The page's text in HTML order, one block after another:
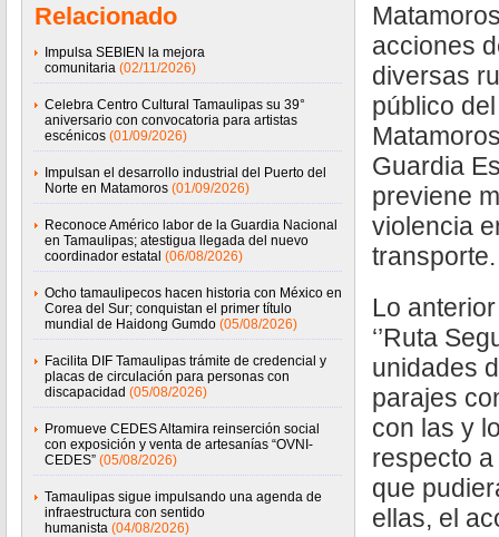
Relacionado
Impulsa SEBIEN la mejora
comunitaria (02/11/2026)
Celebra Centro Cultural Tamaulipas su 39°
aniversario con convocatoria para artistas
escénicos (01/09/2026)
Impulsan el desarrollo industrial del Puerto del
Norte en Matamoros (01/09/2026)
Reconoce Américo labor de la Guardia Nacional
en Tamaulipas; atestigua llegada del nuevo
coordinador estatal (06/08/2026)
Ocho tamaulipecos hacen historia con México en
Corea del Sur; conquistan el primer título
mundial de Haidong Gumdo (05/08/2026)
Facilita DIF Tamaulipas trámite de credencial y
placas de circulación para personas con
discapacidad (05/08/2026)
Promueve CEDES Altamira reinserción social
con exposición y venta de artesanías “OVNI-
CEDES” (05/08/2026)
Tamaulipas sigue impulsando una agenda de
infraestructura con sentido
humanista (04/08/2026)
acciones
diversas
público
Guardia
previene
violencia
transporte.
Lo
‘’Ruta
unidades
parajes
con las y
respecto
que
ellas, el